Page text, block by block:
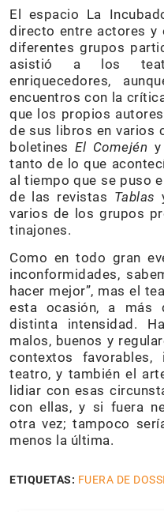
El espacio La
directo entre actores y
diferentes grupos
asistió a los
enriquecedores,
encuentros con la
que los propios
de sus libros en varios
boletines El Comején y
tanto de lo que
al tiempo que se puso
de las revistas Tablas
varios de los grupos
tinajones.
Como en todo gran
inconformidades,
hacer mejor”, mas el
esta ocasión, a más
distinta intensidad.
malos, buenos y
contextos favorables,
teatro, y también el
lidiar con esas
con ellas, y si fuera
otra vez; tampoco
menos la última.
ETIQUETAS: FUERA DE